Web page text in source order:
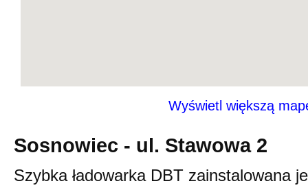
Wyświetl większą
Sosnowiec - ul. Stawowa 2
Szybka ładowarka DBT zainstalowana